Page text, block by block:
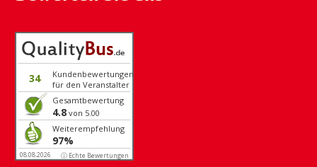
34
Kundenbewertungen
für den Veranstalter
Gesamtbewertung
4.8 von 5.00
Weiterempfehlung
97%
08.08.2026 ⓘ Echte Bewertungen